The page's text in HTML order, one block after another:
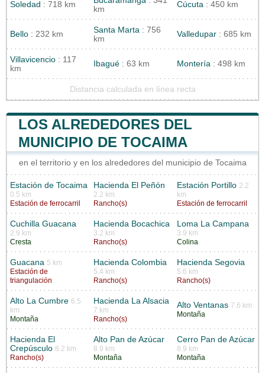
Soledad : 718 km
km
Cúcuta : 450 km
Bello : 232 km Santa Marta : 756
km
Valledupar : 685 km
Villavicencio : 117
km
Ibagué : 63 km Montería : 498 km
Distancia calculada en línea recta
LOS ALREDEDORES DEL
MUNICIPIO DE TOCAIMA
en el territorio y en los alrededores del municipio de Tocaima
Estación de Tocaima
0.5 km
Estación de ferrocarril
Hacienda El Peñón
2.2 km
Rancho(s)
Estación Portillo 2.2
km
Estación de ferrocarril
Cuchilla Guacana
2.9 km
Cresta
Hacienda Bocachica
3.2 km
Rancho(s)
Loma La Campana
3.9 km
Colina
Guacana 5 km
Estación de
triangulación
Hacienda Colombia
5.4 km
Rancho(s)
Hacienda Segovia
5.6 km
Rancho(s)
Alto La Cumbre 6.5
km
Montaña
Hacienda La Alsacia
7 km
Rancho(s)
Alto Ventanas 7.6 km
Montaña
Hacienda El
Crepúsculo 8.2 km
Rancho(s)
Alto Pan de Azúcar
8.9 km
Montaña
Cerro Pan de Azúcar
8.9 km
Montaña